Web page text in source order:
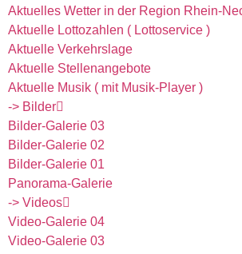
Aktuelles Wetter in der Region Rhein-
Aktuelle Lottozahlen ( Lottoservice )
Aktuelle Verkehrslage
Aktuelle Stellenangebote
Aktuelle Musik ( mit Musik-Player )
-> Bilder
Bilder-Galerie 03
Bilder-Galerie 02
Bilder-Galerie 01
Panorama-Galerie
-> Videos
Video-Galerie 04
Video-Galerie 03